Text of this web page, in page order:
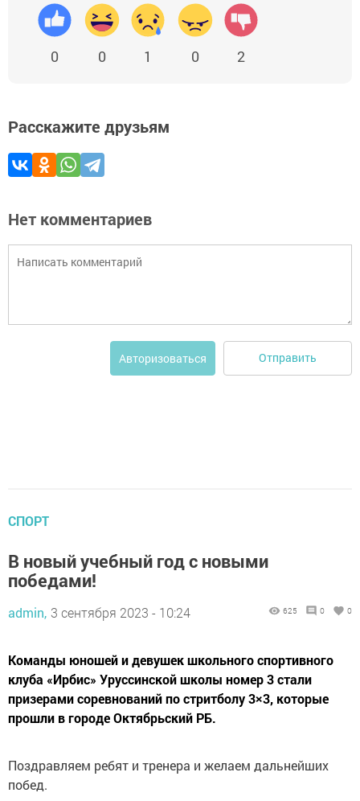
0 0 1 0 2
Расскажите друзьям
Нет комментариев
Авторизоваться Отправить
СПОРТ
В новый учебный год с новыми
победами!
admin, 3 сентября 2023 - 10:24 625 0 0
Команды юношей и девушек школьного спортивного
клуба «Ирбис» Уруссинской школы номер 3 стали
призерами соревнований по стритболу 3×3, которые
прошли в городе Октябрьский РБ.
Поздравляем ребят и тренера и желаем дальнейших
побед.